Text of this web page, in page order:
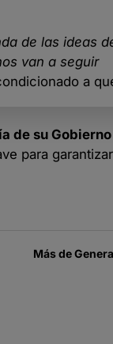
de las ideas
van a seguir
a
de su Gobierno
para
Más de